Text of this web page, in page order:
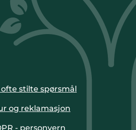
ofte stilte spørsmål
og reklamasjon
- personvern